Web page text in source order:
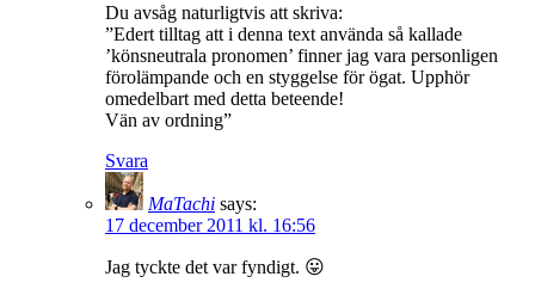
Du avsåg naturligtvis att skriva:
”Edert tilltag att i denna text använda så kallade
’könsneutrala pronomen’ finner jag vara personligen
förolämpande och en styggelse för ögat. Upphör
omedelbart med detta beteende!
Vän av ordning”
Svara
MaTachi says:
17 december 2011 kl. 16:56
Jag tyckte det var fyndigt. 😛